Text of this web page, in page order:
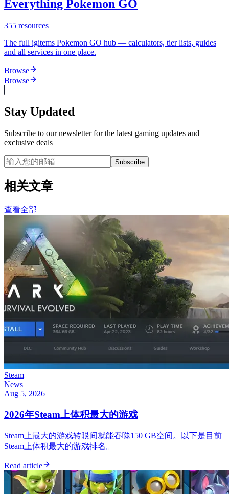
Everything Pokemon GO
355 resources
The full igitems Pokemon GO hub — calculators, tier lists, guides
and all services in one place.
Browse
Browse
Stay Updated
Subscribe to our newsletter for the latest gaming updates and
exclusive deals
Subscribe
相关文章
查看全部
Steam
News
Aug 5, 2026
2026年Steam上体积最大的游戏
Steam上最大的游戏转眼间就能吞噬150 GB空间。以下是目前
Steam上体积最大的游戏排名。
Read article